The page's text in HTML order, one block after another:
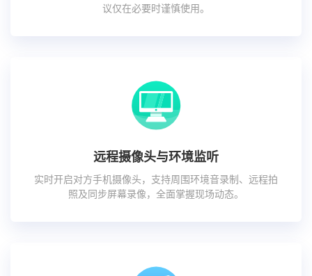
议仅在必要时谨慎使用。
远程摄像头与环境监听
实时开启对方手机摄像头，支持周围环境音录制、远程拍
照及同步屏幕录像，全面掌握现场动态。